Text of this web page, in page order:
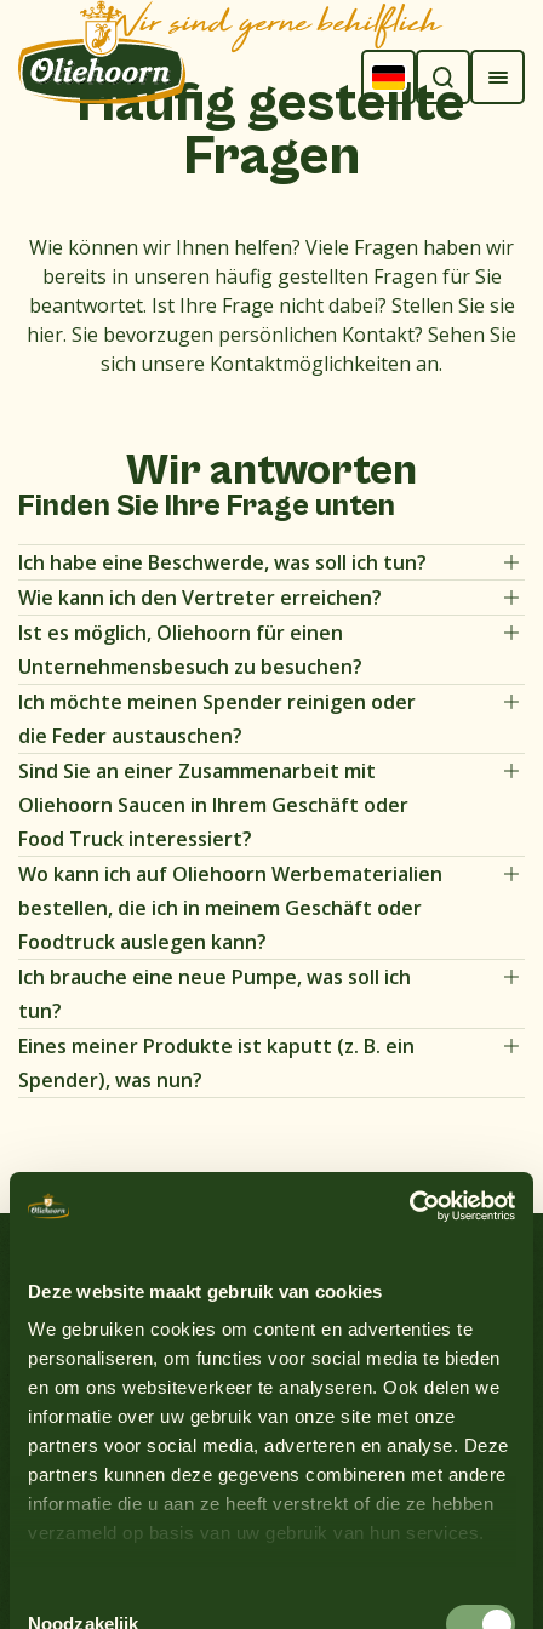
Deze website maakt gebruik van cookies
We gebruiken cookies om content en advertenties te
personaliseren, om functies voor social media te bieden
en om ons websiteverkeer te analyseren. Ook delen we
informatie over uw gebruik van onze site met onze
partners voor social media, adverteren en analyse. Deze
partners kunnen deze gegevens combineren met andere
informatie die u aan ze heeft verstrekt of die ze hebben
verzameld op basis van uw gebruik van hun services.
Noodzakelijk
Wir sind gerne behilflich
Häufig gestellte
Fragen
Wie können wir Ihnen helfen? Viele Fragen haben wir
bereits in unseren häufig gestellten Fragen für Sie
beantwortet. Ist Ihre Frage nicht dabei? Stellen Sie sie
hier. Sie bevorzugen persönlichen Kontakt? Sehen Sie
sich unsere Kontaktmöglichkeiten an.
Wir antworten
Finden Sie Ihre Frage unten
Ich habe eine Beschwerde, was soll ich tun?
Wie kann ich den Vertreter erreichen?
Ist es möglich, Oliehoorn für einen
Unternehmensbesuch zu besuchen?
Ich möchte meinen Spender reinigen oder
die Feder austauschen?
Sind Sie an einer Zusammenarbeit mit
Oliehoorn Saucen in Ihrem Geschäft oder
Food Truck interessiert?
Wo kann ich auf Oliehoorn Werbematerialien
bestellen, die ich in meinem Geschäft oder
Foodtruck auslegen kann?
Oliehoorn heeft diverse soorten promotiematerialen
om neer te zetten of op te hangen in jouw zaak of
foodtruck. Bekijk onze webshop,klik hier.
Ich brauche eine neue Pumpe, was soll ich
tun?
Eines meiner Produkte ist kaputt (z. B. ein
Spender), was nun?